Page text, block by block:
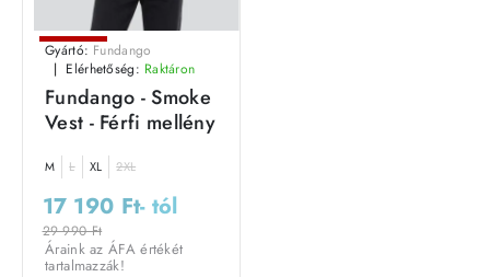
Leárazás
Outlet Ár
Gyártó: Fundango
Elérhetőség: Raktáron
Fundango - Smoke
Vest - Férfi mellény
M L XL 2XL
17 190 Ft- tól
29 990 Ft
Áraink az ÁFA értékét
tartalmazzák!